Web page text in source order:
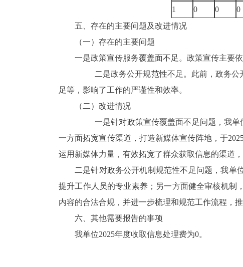
1
0 0 0
五、存在的主要问题及改进情况
（一）存在的主要问题
一是政策宣传服务覆盖面不足。政策宣传主要
二是政务公开规范性不足。此前，政务
足等，影响了工作的严谨性和效率。
（二）改进情况
一是针对政策宣传覆盖面不足问题，我
一方面拓宽宣传渠道，打造新媒体宣传阵地，于
运用新媒体力量，有效拓宽了群众获取信息的渠道
二是针对政务公开机制规范性不足问题，我单
提升工作人员的专业素养；另一方面健全审核机制
内容的合法合规，并进一步梳理和规范工作流程，
六、其他需要报告的事项
我单位2025年度收取信息处理费为0。